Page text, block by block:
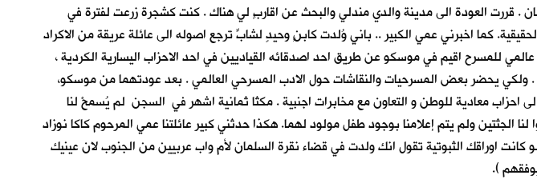
قررت العودة الى مدينة والدي مندلي والبحث عن اقاربٍ لي هناك . كنت كشجرة زرعت لفترة في
كما اخبرني عمي الكبير .. باني وُلدت كابنٍ وحيدٍ لشابٍّ ترجع اصوله الى عائلة عريقة من الاكراد
للمسرح اقيم في موسكو عن طريق احد اصدقائه القياديين في احد الاحزاب اليسارية الكردية ،
. ولكي يحضر بعض المسرحيات والنقاشات حول الادب المسرحي العالمي . بعد عودتهما من موسكو،
احزاب معادية للوطن و التعاون مع مخابرات اجنبية . مكثا ثمانية اشهر في السجن لم يُسمحْ لنا
الجثتين ولم يتم إعلامنا بوجود طفل مولود لهما. هكذا حدثني كبير عائلتنا عمي المرحوم كاكا نوزاد
اوراقك الثبوتية تقول انك ولدت في قضاء نقرة السلمان لأم واب عربيين من الجنوب لان عينيك
).